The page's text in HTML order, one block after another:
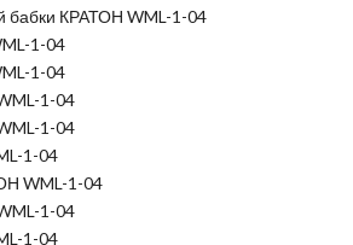
бабки КРАТОН WML-1-04
1-04
1-04
1-04
1-04
1-04
WML-1-04
1-04
1-04